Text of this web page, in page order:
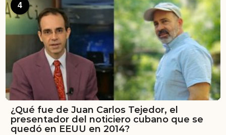
4
¿Qué fue de Juan Carlos Tejedor, el
presentador del noticiero cubano que se
quedó en EEUU en 2014?